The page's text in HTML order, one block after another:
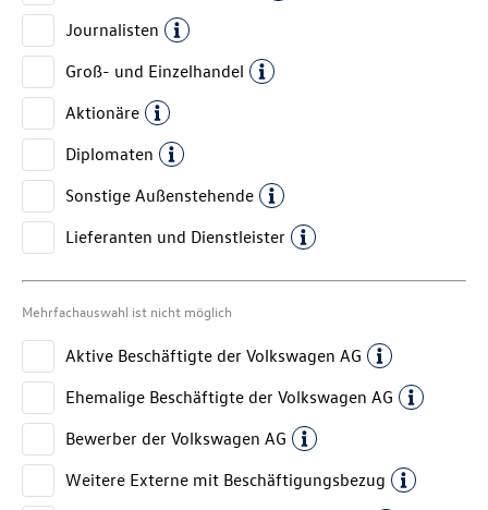
Journalisten
Groß- und Einzelhandel
Aktionäre
Diplomaten
Sonstige Außenstehende
Lieferanten und Dienstleister
Mehrfachauswahl ist nicht möglich
Aktive Beschäftigte der Volkswagen AG
Ehemalige Beschäftigte der Volkswagen AG
Bewerber der Volkswagen AG
Weitere Externe mit Beschäftigungsbezug